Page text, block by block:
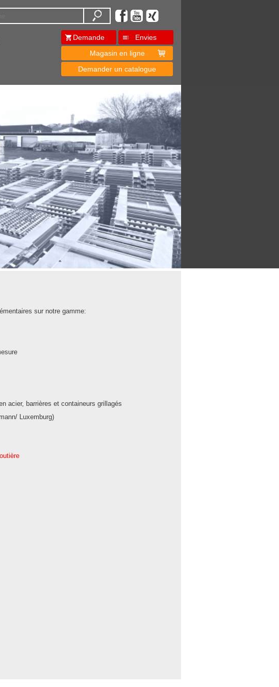
Demande
Envies
Magasin en ligne
Demander un catalogue
sur notre gamme:
acier, barrières et containeurs grillagés
Luxemburg)